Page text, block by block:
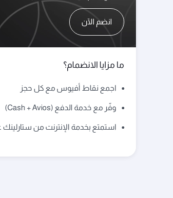
انضم الآن
ما مزايا الانضمام؟
اجمع نقاط أفيوس مع كل حجز
وفّر مع خدمة الدفع (Cash + Avios)
استمتع بخدمة الإنترنت من ستارلينك